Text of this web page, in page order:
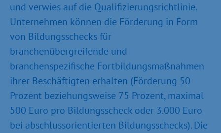
und verwies auf die Qualifizierungsrichtlinie.
Unternehmen können die Förderung in Form
von Bildungsschecks für
branchenübergreifende und
branchenspezifische Fortbildungsmaßnahmen
ihrer Beschäftigten erhalten (Förderung 50
Prozent beziehungsweise 75 Prozent, maximal
500 Euro pro Bildungsscheck oder 3.000 Euro
bei abschlussorientierten Bildungsschecks). Die